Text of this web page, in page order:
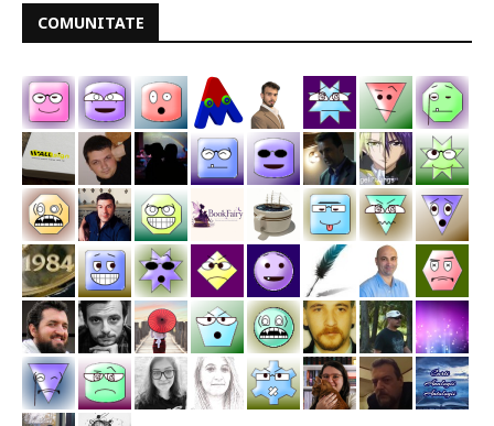
COMUNITATE